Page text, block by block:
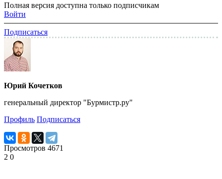
Полная версия доступна только подписчикам
Войти
Подписаться
Юрий Кочетков
генеральный директор "Бурмистр.ру"
Профиль Подписаться
Просмотров 4671
2 0